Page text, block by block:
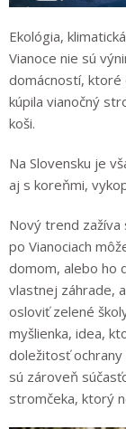
Ekológia,
Vianoce nie sú
domácností, ktoré
kúpila vianočný
koši.
Na Slovensku je
aj s koreňmi,
Nový trend
po Vianociach
domom, alebo ho
vlastnej záhrade,
osloviť zelené
myšlienka, idea,
doležitosť
sú zároveň
stromčeka, ktorý